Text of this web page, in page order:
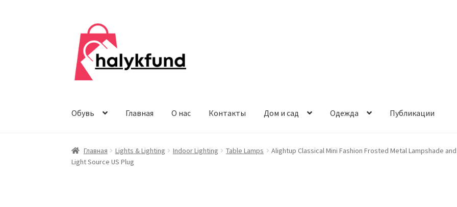
Перейти
навигации
Перейти
содержимому
Обувь Главная О нас Контакты Дом и сад Одежда Публикации
Главная Lights & Lighting Indoor Lighting Table Lamps
Alightup Classical Mini Fashion Frosted Metal Lampshade
Light Source US Plug